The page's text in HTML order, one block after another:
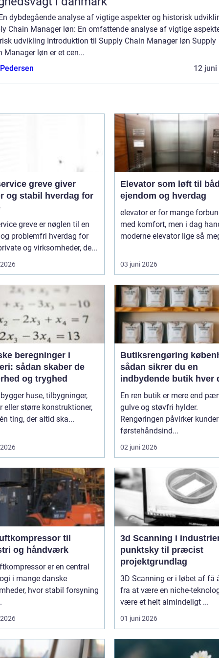
dybdegående analyse af vigtige aspekter og historisk
Chain Manager løn: En omfattende analyse af vigtige
udvikling Introduktion til Supply Chain Manager løn Supply
Manager løn er et cen...
12 juni
greve giver
og stabil hverdag for
greve er nøglen til en
problemfri hverdag for
og virksomheder, de...
Elevator som løft til
ejendom og hverdag
elevator er for mange
med komfort, men i dag
moderne elevator lige så
03 juni 2026
beregninger i
sådan skaber de
og tryghed
huse, tilbygninger,
eller større konstruktioner,
ting, der altid ska...
Butiksrengøring
sådan sikrer du en
indbydende butik hver
En ren butik er mere end
gulve og støvfri hylder.
Rengøringen påvirker
førstehåndsind...
02 juni 2026
til
og håndværk
er en central
i mange danske
hvor stabil forsyning
3d Scanning i
punktsky til præcist
projektgrundlag
3D Scanning er i løbet af få
fra at være en niche-
være et helt almindeligt ...
01 juni 2026